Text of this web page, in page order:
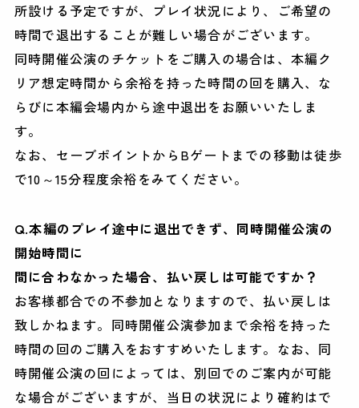
所設ける予定ですが、プレイ状況により、ご希望の
時間で退出することが難しい場合がございます。
同時開催公演のチケットをご購入の場合は、本編ク
リア想定時間から余裕を持った時間の回を購入、な
らびに本編会場内から途中退出をお願いいたしま
す。
なお、セーブポイントからBゲートまでの移動は徒歩
で10～15分程度余裕をみてください。
Q.本編のプレイ途中に退出できず、同時開催公演の
開始時間に
間に合わなかった場合、払い戻しは可能ですか？
お客様都合での不参加となりますので、払い戻しは
致しかねます。同時開催公演参加まで余裕を持った
時間の回のご購入をおすすめいたします。なお、同
時開催公演の回によっては、別回でのご案内が可能
な場合がございますが、当日の状況により確約はで